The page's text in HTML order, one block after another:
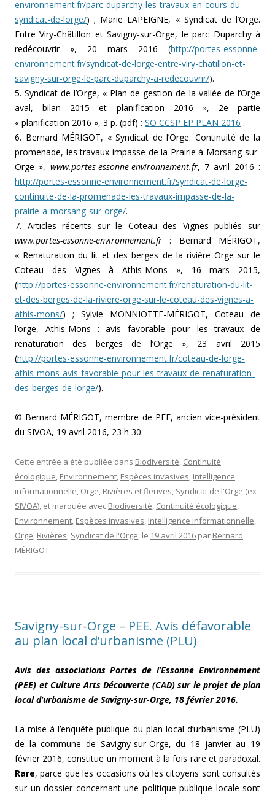
environnement.fr/parc-duparchy-les-travaux-en-cours-du-
syndicat-de-lorge/) ; Marie LAPEIGNE, « Syndicat de l’Orge.
Entre Viry-Châtillon et Savigny-sur-Orge, le parc Duparchy à
redécouvrir », 20 mars 2016 (http://portes-essonne-
environnement.fr/syndicat-de-lorge-entre-viry-chatillon-et-
savigny-sur-orge-le-parc-duparchy-a-redecouvrir/).
5. Syndicat de l’Orge, « Plan de gestion de la vallée de l’Orge
aval, bilan 2015 et planification 2016 », 2e partie
« planification 2016 », 3 p. (pdf) : SO CCSP EP PLAN 2016 .
6. Bernard MÉRIGOT, « Syndicat de l’Orge. Continuité de la
promenade, les travaux impasse de la Prairie à Morsang-sur-
Orge », www.portes-essonne-environnement.fr, 7 avril 2016 :
http://portes-essonne-environnement.fr/syndicat-de-lorge-
continuite-de-la-promenade-les-travaux-impasse-de-la-
prairie-a-morsang-sur-orge/.
7. Articles récents sur le Coteau des Vignes publiés sur
www.portes-essonne-environnement.fr : Bernard MÉRIGOT,
« Renaturation du lit et des berges de la rivière Orge sur le
Coteau des Vignes à Athis-Mons », 16 mars 2015,
(http://portes-essonne-environnement.fr/renaturation-du-lit-
et-des-berges-de-la-riviere-orge-sur-le-coteau-des-vignes-a-
athis-mons/) ; Sylvie MONNIOTTE-MÉRIGOT, Coteau de
l’orge, Athis-Mons : avis favorable pour les travaux de
renaturation des berges de l’Orge », 23 avril 2015
(http://portes-essonne-environnement.fr/coteau-de-lorge-
athis-mons-avis-favorable-pour-les-travaux-de-renaturation-
des-berges-de-lorge/).
© Bernard MÉRIGOT, membre de PEE, ancien vice-président
du SIVOA, 19 avril 2016, 23 h 30.
Cette entrée a été publiée dans Biodiversité, Continuité
écologique, Environnement, Espèces invasives, Intelligence
informationnelle, Orge, Rivières et fleuves, Syndicat de l'Orge (ex-
SIVOA), et marquée avec Biodiversité, Continuité écologique,
Environnement, Espèces invasives, Intelligence informationnelle,
Orge, Rivières, Syndicat de l'Orge, le 19 avril 2016 par Bernard
MÉRIGOT.
Savigny-sur-Orge – PEE. Avis défavorable
au plan local d’urbanisme (PLU)
Avis des associations Portes de l’Essonne Environnement
(PEE) et Culture Arts Découverte (CAD) sur le projet de plan
local d’urbanisme de Savigny-sur-Orge, 18 février 2016.
La mise à l’enquête publique du plan local d’urbanisme (PLU)
de la commune de Savigny-sur-Orge, du 18 janvier au 19
février 2016, constitue un moment à la fois rare et paradoxal.
Rare, parce que les occasions où les citoyens sont consultés
sur un dossier concernant une politique publique locale sont